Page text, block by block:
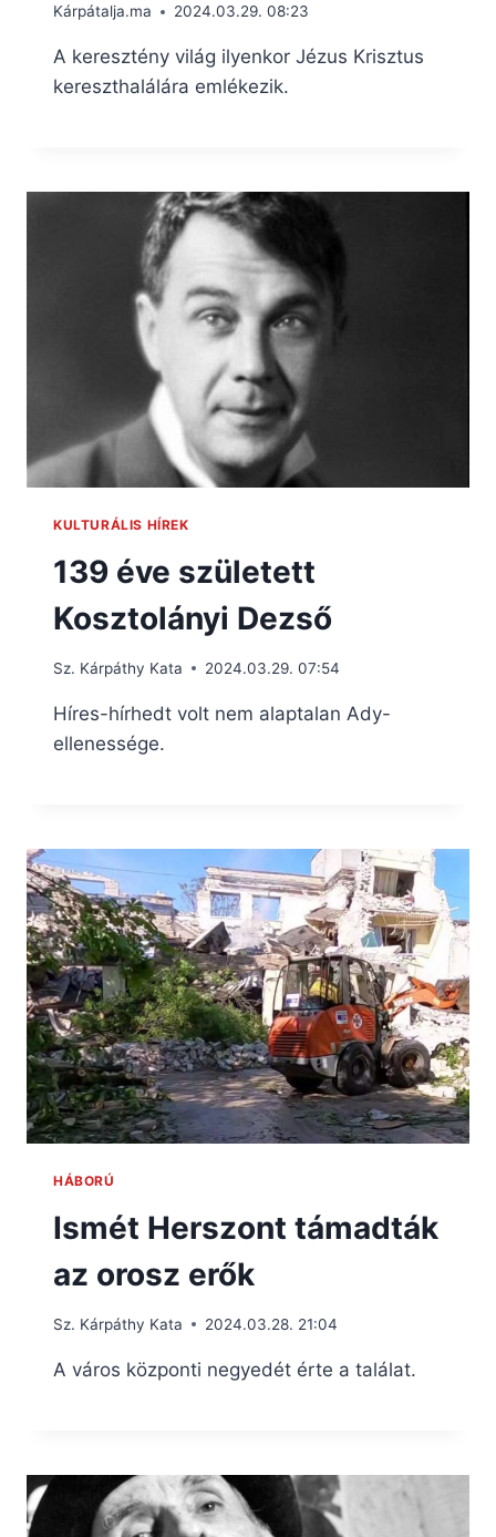
Kárpátalja.ma 2024.03.29. 08:23
A keresztény világ ilyenkor Jézus Krisztus
kereszthalálára emlékezik.
KULTURÁLIS HÍREK
139 éve született
Kosztolányi Dezső
Sz. Kárpáthy Kata 2024.03.29. 07:54
Híres-hírhedt volt nem alaptalan Ady-
ellenessége.
HÁBORÚ
Ismét Herszont támadták
az orosz erők
Sz. Kárpáthy Kata 2024.03.28. 21:04
A város központi negyedét érte a találat.